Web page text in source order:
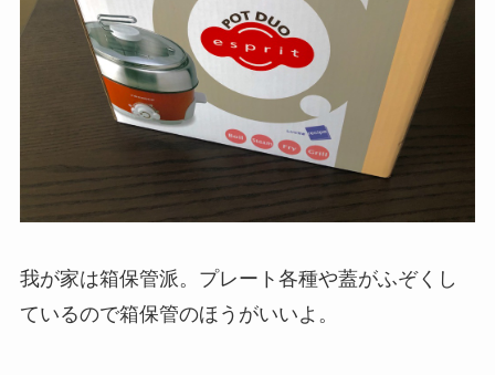
我が家は箱保管派。プレート各種や蓋がふぞくし
ているので箱保管のほうがいいよ。